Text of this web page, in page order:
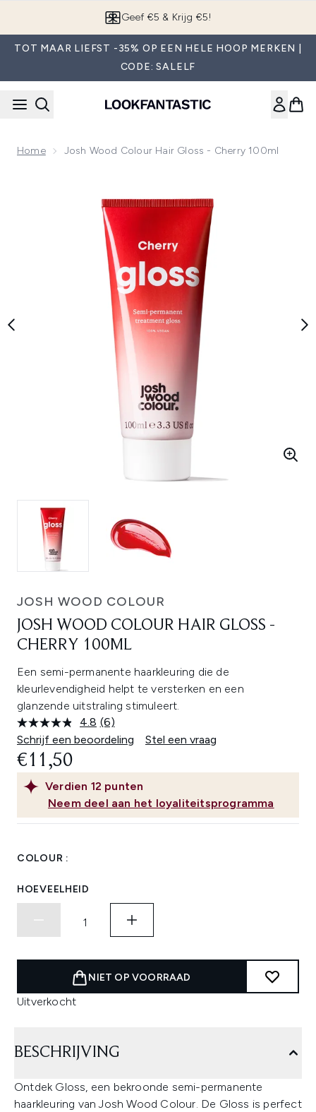
Geef €5 & Krijg €5!
TOT MAAR LIEFST -35% OP EEN HELE HOOP MERKEN |
CODE: SALELF
Home Josh Wood Colour Hair Gloss - Cherry 100ml
JOSH WOOD COLOUR
JOSH WOOD COLOUR HAIR GLOSS -
CHERRY 100ML
Een semi-permanente haarkleuring die de
kleurlevendigheid helpt te versterken en een
glanzende uitstraling stimuleert.
4.8 Lees
6
beoordelingen.
paginalink.
(6)
Schrijf een beoordeling
Stel een vraag
Verdien 12 punten
Neem deel aan het loyaliteitsprogramma
€11,50
COLOUR :
HOEVEELHEID
NIET OP VOORRAAD
Uitverkocht
BESCHRIJVING
Ontdek Gloss, een bekroonde semi-permanente
haarkleuring van Josh Wood Colour. De Gloss is perfect